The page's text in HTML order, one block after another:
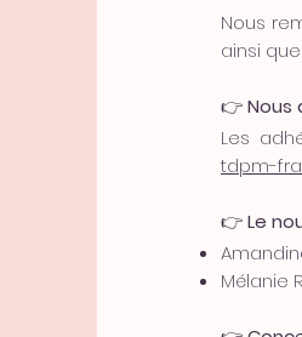
Nous
ainsi
👉Nous
Les
tdpm-
👉Le
Mélanie